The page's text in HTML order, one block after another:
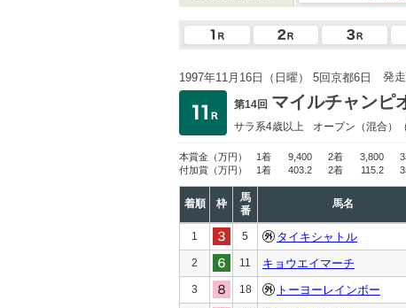
1997年11月16日（日曜） 5回京都6日 発
第14回 マイルチャンピ
サラ系4歳以上 オープン （混合）
本賞金 （万円） 1着 9,400 2着 3,800
付加賞 （万円） 1着 403.2 2着 115.2
着順 枠
馬
番
馬名
1 5 タイキシャトル
2 11 キョウエイマーチ
3 18 トーヨーレインボー